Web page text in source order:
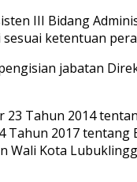
III Bidang
ketentuan
jabatan
Tahun 2014
2017
Kota